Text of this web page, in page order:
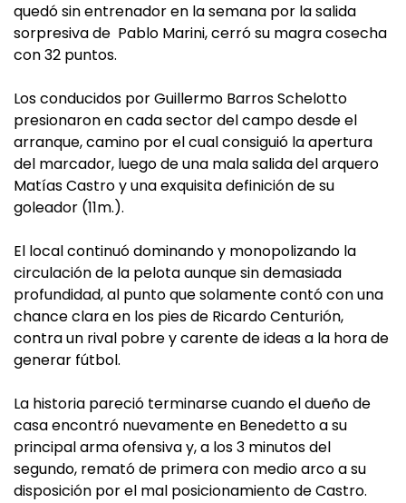
quedó sin entrenador en la semana por la salida
sorpresiva de Pablo Marini, cerró su magra cosecha
con 32 puntos.
Los conducidos por Guillermo Barros Schelotto
presionaron en cada sector del campo desde el
arranque, camino por el cual consiguió la apertura
del marcador, luego de una mala salida del arquero
Matías Castro y una exquisita definición de su
goleador (11m.).
El local continuó dominando y monopolizando la
circulación de la pelota aunque sin demasiada
profundidad, al punto que solamente contó con una
chance clara en los pies de Ricardo Centurión,
contra un rival pobre y carente de ideas a la hora de
generar fútbol.
La historia pareció terminarse cuando el dueño de
casa encontró nuevamente en Benedetto a su
principal arma ofensiva y, a los 3 minutos del
segundo, remató de primera con medio arco a su
disposición por el mal posicionamiento de Castro.